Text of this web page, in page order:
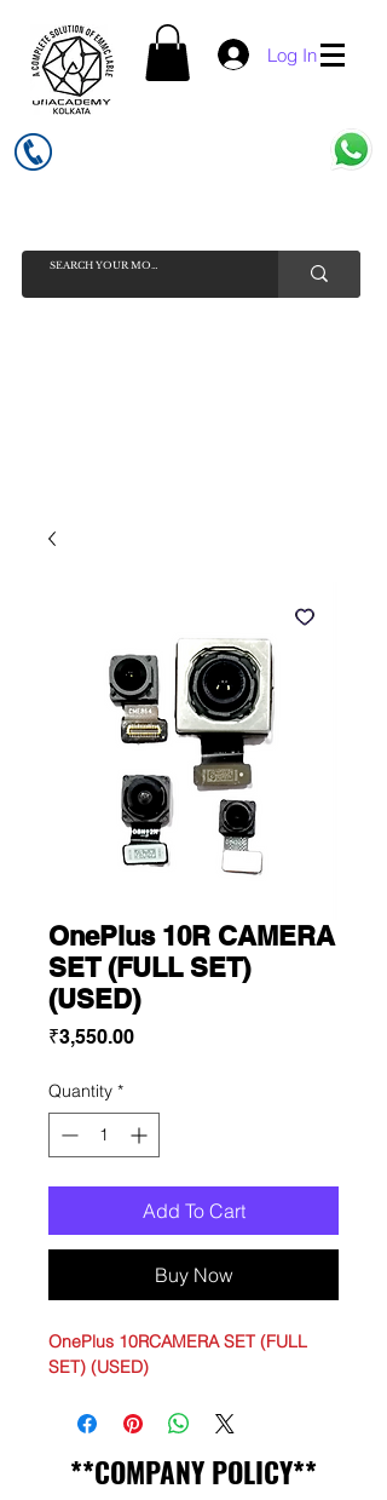
Log In
OnePlus 10R CAMERA
SET (FULL SET)
(USED)
₹3,550.00Price
Quantity *
Add To Cart
Buy Now
OnePlus 10RCAMERA SET (FULL
SET) (USED)
**COMPANY POLICY**